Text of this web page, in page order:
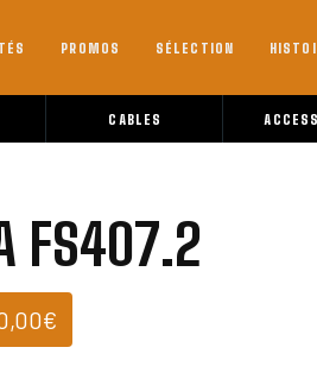
PROMOS SÉLECTION
CABLES
FS407.2
€Plage
de